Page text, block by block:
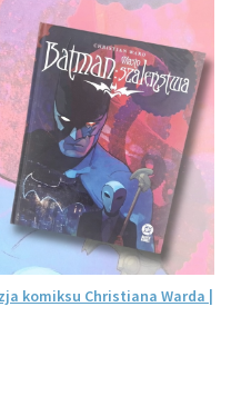
komiksu Christiana Warda |